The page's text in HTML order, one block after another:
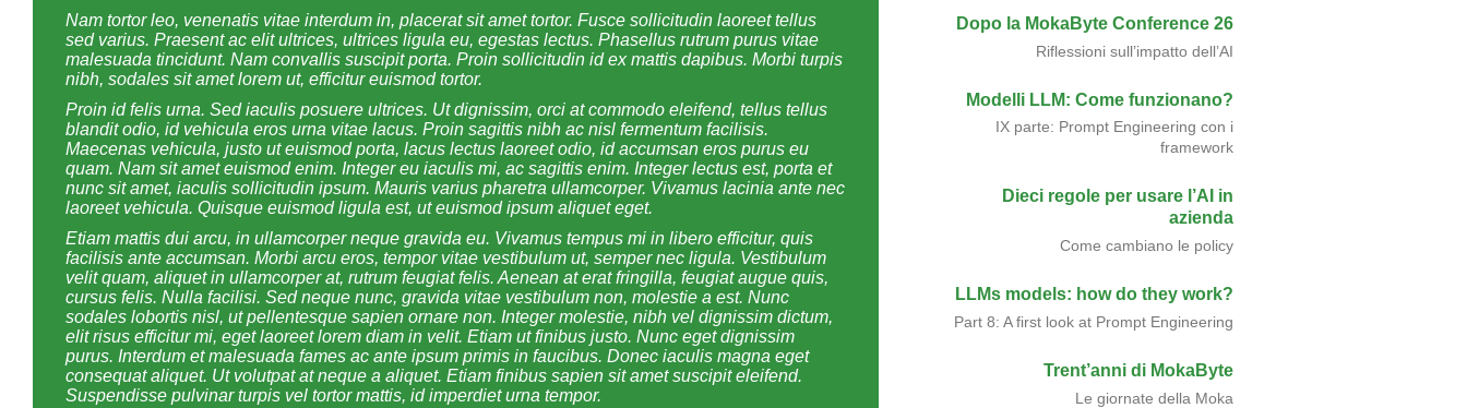
Nam tortor leo, venenatis vitae interdum in, placerat sit amet tortor. Fusce sollicitudin laoreet tellus
sed varius. Praesent ac elit ultrices, ultrices ligula eu, egestas lectus. Phasellus rutrum purus vitae
malesuada tincidunt. Nam convallis suscipit porta. Proin sollicitudin id ex mattis dapibus. Morbi turpis
nibh, sodales sit amet lorem ut, efficitur euismod tortor.
Proin id felis urna. Sed iaculis posuere ultrices. Ut dignissim, orci at commodo eleifend, tellus tellus
blandit odio, id vehicula eros urna vitae lacus. Proin sagittis nibh ac nisl fermentum facilisis.
Maecenas vehicula, justo ut euismod porta, lacus lectus laoreet odio, id accumsan eros purus eu
quam. Nam sit amet euismod enim. Integer eu iaculis mi, ac sagittis enim. Integer lectus est, porta et
nunc sit amet, iaculis sollicitudin ipsum. Mauris varius pharetra ullamcorper. Vivamus lacinia ante nec
laoreet vehicula. Quisque euismod ligula est, ut euismod ipsum aliquet eget.
Etiam mattis dui arcu, in ullamcorper neque gravida eu. Vivamus tempus mi in libero efficitur, quis
facilisis ante accumsan. Morbi arcu eros, tempor vitae vestibulum ut, semper nec ligula. Vestibulum
velit quam, aliquet in ullamcorper at, rutrum feugiat felis. Aenean at erat fringilla, feugiat augue quis,
cursus felis. Nulla facilisi. Sed neque nunc, gravida vitae vestibulum non, molestie a est. Nunc
sodales lobortis nisl, ut pellentesque sapien ornare non. Integer molestie, nibh vel dignissim dictum,
elit risus efficitur mi, eget laoreet lorem diam in velit. Etiam ut finibus justo. Nunc eget dignissim
purus. Interdum et malesuada fames ac ante ipsum primis in faucibus. Donec iaculis magna eget
consequat aliquet. Ut volutpat at neque a aliquet. Etiam finibus sapien sit amet suscipit eleifend.
Suspendisse pulvinar turpis vel tortor mattis, id imperdiet urna tempor.
Dopo la MokaByte Conference 26
Riflessioni sull’impatto dell’AI
Modelli LLM: Come funzionano?
IX parte: Prompt Engineering con i
framework
Dieci regole per usare l’AI in
azienda
Come cambiano le policy
LLMs models: how do they work?
Part 8: A first look at Prompt Engineering
Trent’anni di MokaByte
Le giornate della Moka